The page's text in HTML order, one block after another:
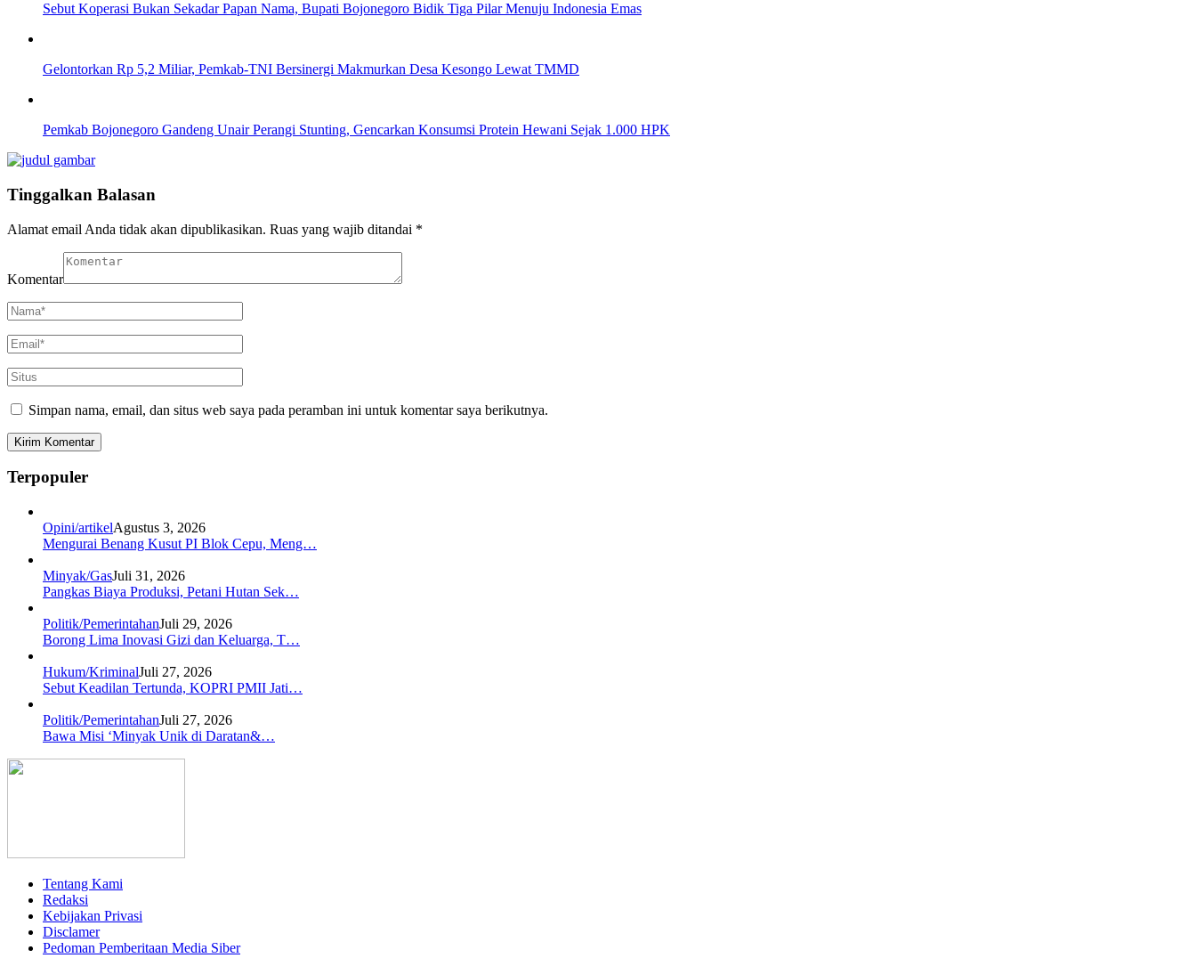
Sebut Koperasi Bukan Sekadar Papan Nama, Bupati Bojonegoro Bidik Tiga Pilar Menuju Indonesia Emas
Gelontorkan Rp 5,2 Miliar, Pemkab-TNI Bersinergi Makmurkan Desa Kesongo Lewat TMMD
Pemkab Bojonegoro Gandeng Unair Perangi Stunting, Gencarkan Konsumsi Protein Hewani Sejak 1.000 HPK
Tinggalkan Balasan
Alamat email Anda tidak akan dipublikasikan. Ruas yang wajib ditandai *
Komentar
Simpan nama, email, dan situs web saya pada peramban ini untuk komentar saya berikutnya.
Terpopuler
Opini/artikelAgustus 3, 2026
Mengurai Benang Kusut PI Blok Cepu, Meng…
Minyak/GasJuli 31, 2026
Pangkas Biaya Produksi, Petani Hutan Sek…
Politik/PemerintahanJuli 29, 2026
Borong Lima Inovasi Gizi dan Keluarga, T…
Hukum/KriminalJuli 27, 2026
Sebut Keadilan Tertunda, KOPRI PMII Jati…
Politik/PemerintahanJuli 27, 2026
Bawa Misi ‘Minyak Unik di Daratan&…
Tentang Kami
Redaksi
Kebijakan Privasi
Disclamer
Pedoman Pemberitaan Media Siber